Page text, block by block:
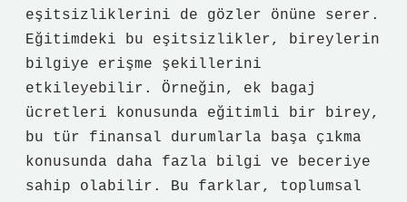
eşitsizliklerini de gözler önüne serer.
Eğitimdeki bu eşitsizlikler, bireylerin
bilgiye erişme şekillerini
etkileyebilir. Örneğin, ek bagaj
ücretleri konusunda eğitimli bir birey,
bu tür finansal durumlarla başa çıkma
konusunda daha fazla bilgi ve beceriye
sahip olabilir. Bu farklar, toplumsal